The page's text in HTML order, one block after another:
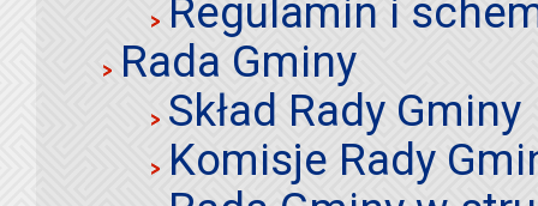
Regulamin i
Rada Gminy
Skład Rady Gminy
Komisje Rady